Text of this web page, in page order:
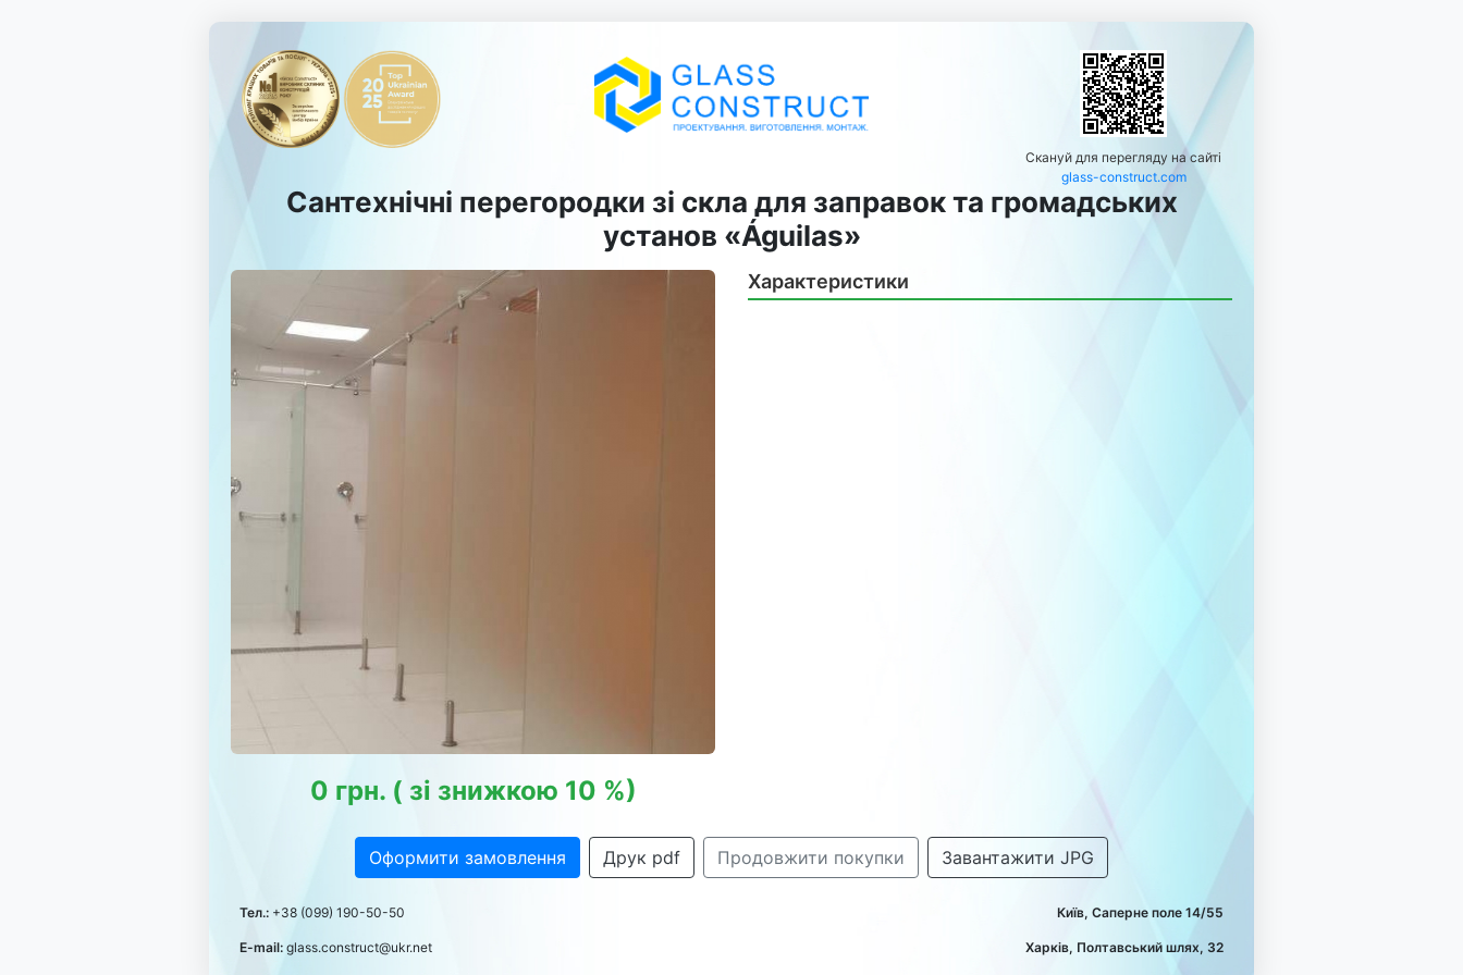
Скануй для перегляду на сайті
glass-construct.com
Сантехнічні перегородки зі скла для заправок та громадських
установ «Águilas»
0 грн. ( зі знижкою 10 %)
Характеристики
Оформити замовлення Друк pdf Продовжити покупки Завантажити JPG
Тел.: +38 (099) 190-50-50
E-mail: glass.construct@ukr.net
Київ, Саперне поле 14/55
Харків, Полтавський шлях, 32